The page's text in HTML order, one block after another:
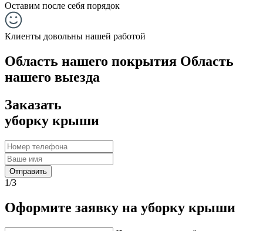
Оставим после себя порядок
Клиенты довольны нашей работой
Область нашего покрытия Область
нашего выезда
Заказать
уборку крыши
Отправить
1/3
Оформите заявку на уборку крыши